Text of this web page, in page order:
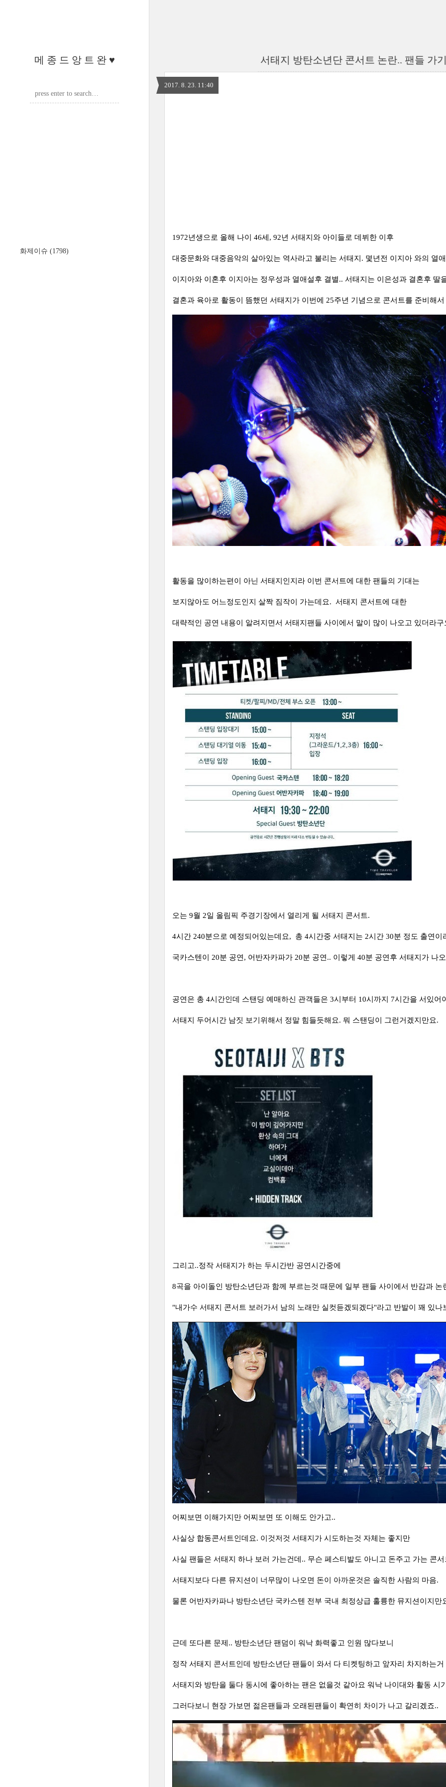
메 종 드 앙 트 완 ♥
화제이슈 (1798)
서태지 방탄소년단 콘서트 논란.. 팬들 가
2017. 8. 23. 11:40
1972년생으로 올해 나이 46세, 92년 서태지와 아이들로 데뷔한 이후
대중문화와 대중음악의 살아있는 역사라고 불리는 서태지. 몇년전 이지아 와의 열
이지아와 이혼후 이지아는 정우성과 열애설후 결별.. 서태지는 이은성과 결혼후 딸
결혼과 육아로 활동이 뜸했던 서태지가 이번에 25주년 기념으로 콘서트를 준비해
활동을 많이하는편이 아닌 서태지인지라 이번 콘서트에 대한 팬들의 기대는
보지않아도 어느정도인지 살짝 짐작이 가는데요. 서태지 콘서트에 대한
대략적인 공연 내용이 알려지면서 서태지팬들 사이에서 말이 많이 나오고 있더라구
오는 9월 2일 올림픽 주경기장에서 열리게 될 서태지 콘서트.
4시간 240분으로 예정되어있는데요, 총 4시간중 서태지는 2시간 30분 정도 출연이
국카스텐이 20분 공연, 어반자카파가 20분 공연.. 이렇게 40분 공연후 서태지가 나
공연은 총 4시간인데 스탠딩 예매하신 관객들은 3시부터 10시까지 7시간을 서있어
서태지 두어시간 남짓 보기위해서 정말 힘들듯해요. 뭐 스탠딩이 그런거겠지만요.
그리고..정작 서태지가 하는 두시간반 공연시간중에
8곡을 아이돌인 방탄소년단과 함께 부르는것 때문에 일부 팬들 사이에서 반감과 논
"내가수 서태지 콘서트 보러가서 남의 노래만 실컷듣겠되겠다"라고 반발이 꽤 있
어찌보면 이해가지만 어찌보면 또 이해도 안가고..
사실상 합동콘서트인데요. 이것저것 서태지가 시도하는것 자체는 좋지만
사실 팬들은 서태지 하나 보러 가는건데.. 무슨 페스티발도 아니고 돈주고 가는 콘
서태지보다 다른 뮤지션이 너무많이 나오면 돈이 아까운것은 솔직한 사람의 마음.
물론 어반자카파나 방탄소년단 국카스텐 전부 국내 최정상급 훌륭한 뮤지션이지만
근데 또다른 문제.. 방탄소년단 팬덤이 워낙 화력좋고 인원 많다보니
정작 서태지 콘서트인데 방탄소년단 팬들이 와서 다 티켓팅하고 앞자리 차지하는
서태지와 방탄을 둘다 동시에 좋아하는 팬은 없을것 같아요 워낙 나이대와 활동 시
그러다보니 현장 가보면 젊은팬들과 오래된팬들이 확연히 차이가 나고 갈리겠죠..